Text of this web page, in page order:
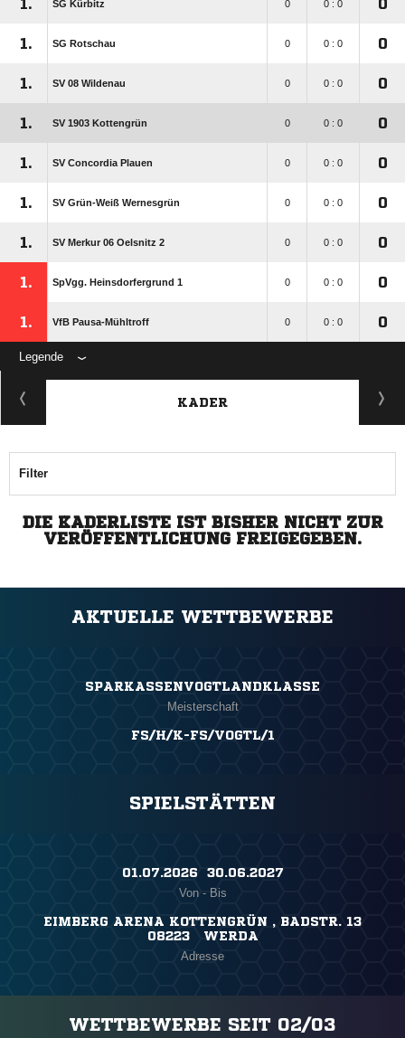
1. SG Kürbitz 0 0 : 0 0
1. SG Rotschau 0 0 : 0 0
1. SV 08 Wildenau 0 0 : 0 0
1. SV 1903 Kottengrün 0 0 : 0 0
1. SV Concordia Plauen 0 0 : 0 0
1. SV Grün-Weiß Wernesgrün 0 0 : 0 0
1. SV Merkur 06 Oelsnitz 2 0 0 : 0 0
1. SpVgg. Heinsdorfergrund 1 0 0 : 0 0
1. VfB Pausa-Mühltroff 0 0 : 0 0
Legende
KADER
Filter
DIE KADERLISTE IST BISHER NICHT ZUR
VERÖFFENTLICHUNG FREIGEGEBEN.
AKTUELLE WETTBEWERBE
SPARKASSENVOGTLANDKLASSE
Meisterschaft
FS/H/K-FS/VOGTL/1
SPIELSTÄTTEN
01.07.2026 ​ 30.06.2027
Von - Bis
EIMBERG ARENA KOTTENGRÜN , BADSTR. 13
08223 WERDA
Adresse
WETTBEWERBE SEIT 02/03